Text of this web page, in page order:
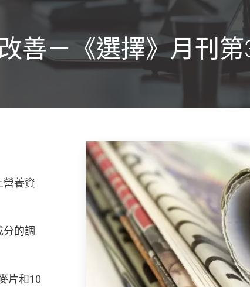
善－《選擇》月刊
營養資
分的調
片和10